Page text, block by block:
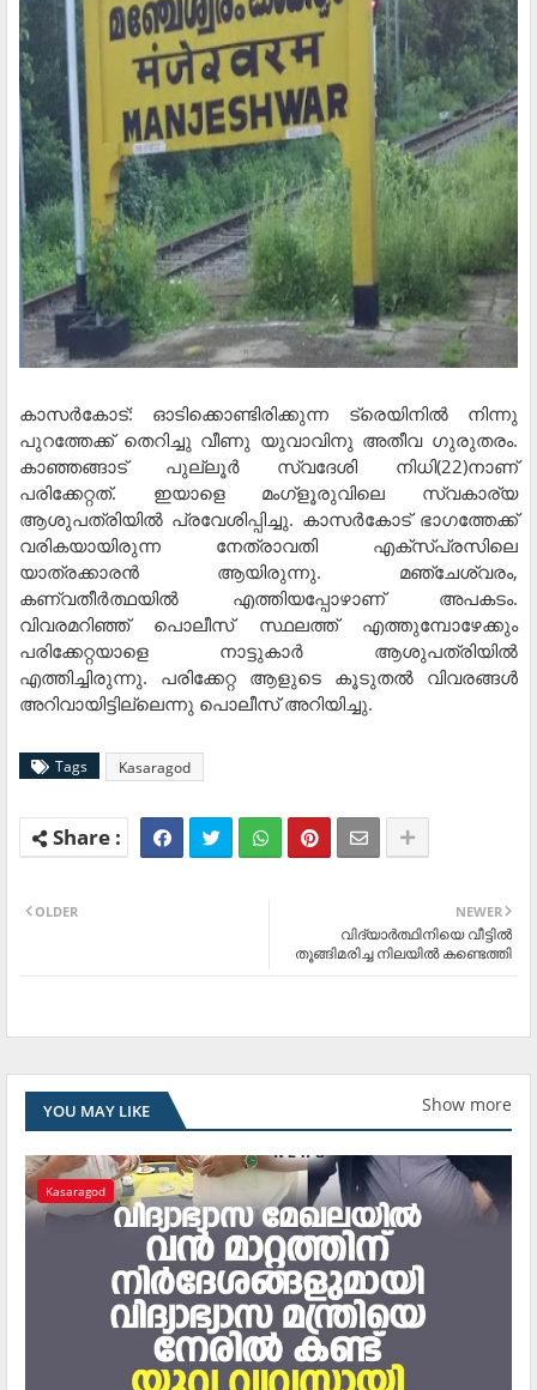
കാസര്‍കോട്: ഓടിക്കൊണ്ടിരിക്കുന്ന ട്രെയിനില്‍ നിന്നു
പുറത്തേക്ക് തെറിച്ചു വീണു യുവാവിനു അതീവ ഗുരുതരം.
കാഞ്ഞങ്ങാട് പുല്ലൂര്‍ സ്വദേശി നിധി(22)നാണ്
പരിക്കേറ്റത്. ഇയാളെ മംഗ്‌ളൂരുവിലെ സ്വകാര്യ
ആശുപത്രിയില്‍ പ്രവേശിപ്പിച്ചു. കാസര്‍കോട് ഭാഗത്തേക്ക്
വരികയായിരുന്ന നേത്രാവതി എക്‌സ്പ്രസിലെ
യാത്രക്കാരന്‍ ആയിരുന്നു. മഞ്ചേശ്വരം,
കണ്വതീര്‍ത്ഥയില്‍ എത്തിയപ്പോഴാണ് അപകടം.
വിവരമറിഞ്ഞ് പൊലീസ് സ്ഥലത്ത് എത്തുമ്പോഴേക്കും
പരിക്കേറ്റയാളെ നാട്ടുകാര്‍ ആശുപത്രിയില്‍
എത്തിച്ചിരുന്നു. പരിക്കേറ്റ ആളുടെ കൂടുതല്‍ വിവരങ്ങള്‍
അറിവായിട്ടില്ലെന്നു പൊലീസ് അറിയിച്ചു.
Tags Kasaragod
NEWER
വിദ്യാർത്ഥിനിയെ വീട്ടിൽ
തൂങ്ങിമരിച്ച നിലയിൽ കണ്ടെത്തി
OLDER
YOU MAY LIKE Show more
Kasaragod